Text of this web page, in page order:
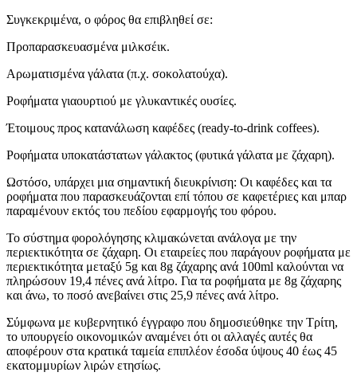
Συγκεκριμένα, ο φόρος θα επιβληθεί σε:
Προπαρασκευασμένα μιλκσέικ.
Αρωματισμένα γάλατα (π.χ. σοκολατούχα).
Ροφήματα γιαουρτιού με γλυκαντικές ουσίες.
Έτοιμους προς κατανάλωση καφέδες (ready-to-drink coffees).
Ροφήματα υποκατάστατων γάλακτος (φυτικά γάλατα με ζάχαρη).
Ωστόσο, υπάρχει μια σημαντική διευκρίνιση: Οι καφέδες και τα
ροφήματα που παρασκευάζονται επί τόπου σε καφετέριες και μπαρ
παραμένουν εκτός του πεδίου εφαρμογής του φόρου.
Το σύστημα φορολόγησης κλιμακώνεται ανάλογα με την
περιεκτικότητα σε ζάχαρη. Οι εταιρείες που παράγουν ροφήματα με
περιεκτικότητα μεταξύ 5g και 8g ζάχαρης ανά 100ml καλούνται να
πληρώσουν 19,4 πένες ανά λίτρο. Για τα ροφήματα με 8g ζάχαρης
και άνω, το ποσό ανεβαίνει στις 25,9 πένες ανά λίτρο.
Σύμφωνα με κυβερνητικό έγγραφο που δημοσιεύθηκε την Τρίτη,
το υπουργείο οικονομικών αναμένει ότι οι αλλαγές αυτές θα
αποφέρουν στα κρατικά ταμεία επιπλέον έσοδα ύψους 40 έως 45
εκατομμυρίων λιρών ετησίως.